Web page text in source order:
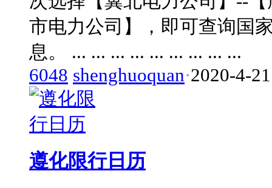
市电力公司】，即可查询国
息。 ... ... ... ... ... ... ... ... ...
6048 shenghuoquan·2020-4-
遵化限行日历